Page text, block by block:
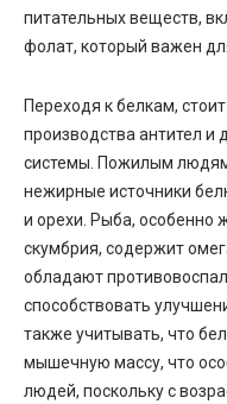
питательных веществ,
фолат, который важен
Переходя к белкам,
производства антител и
системы. Пожилым
нежирные источники
и орехи. Рыба, особенно
скумбрия, содержит
обладают
способствовать
также учитывать, что
мышечную массу, что
людей, поскольку с